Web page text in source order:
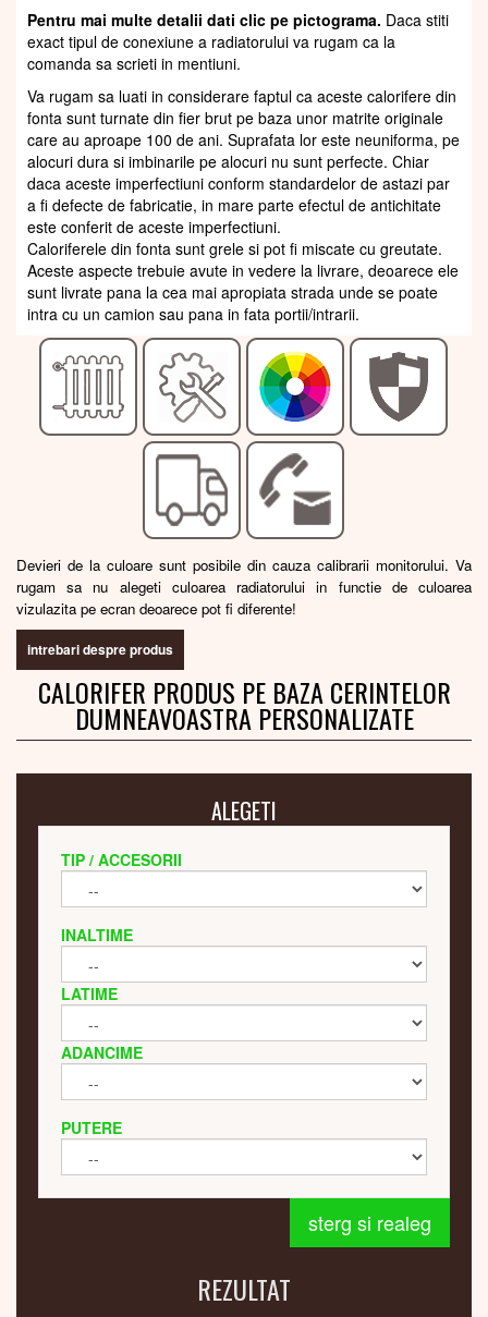
Pentru mai multe detalii dati clic pe pictograma. Daca stiti
exact tipul de conexiune a radiatorului va rugam ca la
comanda sa scrieti in mentiuni.
Va rugam sa luati in considerare faptul ca aceste calorifere din
fonta sunt turnate din fier brut pe baza unor matrite originale
care au aproape 100 de ani. Suprafata lor este neuniforma, pe
alocuri dura si imbinarile pe alocuri nu sunt perfecte. Chiar
daca aceste imperfectiuni conform standardelor de astazi par
a fi defecte de fabricatie, in mare parte efectul de antichitate
este conferit de aceste imperfectiuni.
Caloriferele din fonta sunt grele si pot fi miscate cu greutate.
Aceste aspecte trebuie avute in vedere la livrare, deoarece ele
sunt livrate pana la cea mai apropiata strada unde se poate
intra cu un camion sau pana in fata portii/intrarii.
Devieri de la culoare sunt posibile din cauza calibrarii monitorului. Va
rugam sa nu alegeti culoarea radiatorului in functie de culoarea
vizulazita pe ecran deoarece pot fi diferente!
intrebari despre produs
CALORIFER PRODUS PE BAZA CERINTELOR
DUMNEAVOASTRA PERSONALIZATE
ALEGETI
TIP / ACCESORII
INALTIME
LATIME
ADANCIME
PUTERE
sterg si realeg
REZULTAT